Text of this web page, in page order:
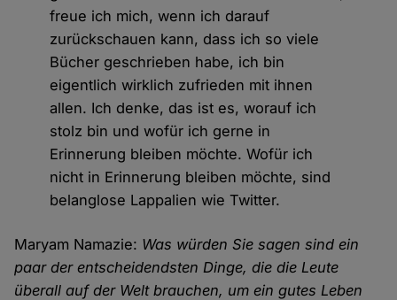
freue ich mich, wenn ich darauf
zurückschauen kann, dass ich so viele
Bücher geschrieben habe, ich bin
eigentlich wirklich zufrieden mit ihnen
allen. Ich denke, das ist es, worauf ich
stolz bin und wofür ich gerne in
Erinnerung bleiben möchte. Wofür ich
nicht in Erinnerung bleiben möchte, sind
belanglose Lappalien wie Twitter.
Maryam Namazie: Was würden Sie sagen sind ein
paar der entscheidendsten Dinge, die die Leute
überall auf der Welt brauchen, um ein gutes Leben